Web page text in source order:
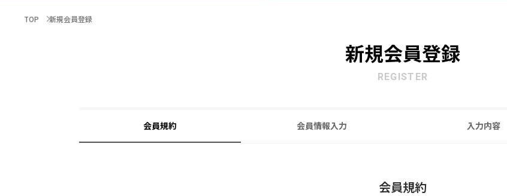
TOP 新規会員登録
新規会員登録
REGISTER
会員規約 会員情報入力 入力内容
会員規約